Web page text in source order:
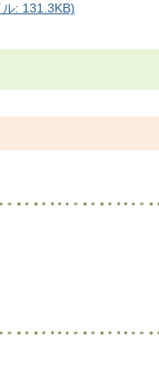
: 131.3KB)